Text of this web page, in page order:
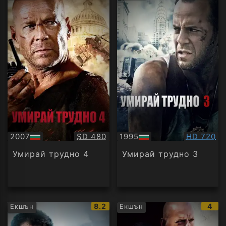
2007
БГ
аудио
Качество:
SD 480
Умирай трудно 4
1995
БГ
аудио
HD 720
Умирай трудно 3
Екшън
IMDb
рейтинг:
8.2 Екшън 4